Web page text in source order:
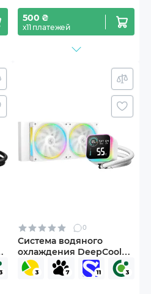
500 ₴
х11 платежей
0
Система водяного
охлаждения DeepCool
LQ240 White (R-LQ240-
WHDSMC-G-1)